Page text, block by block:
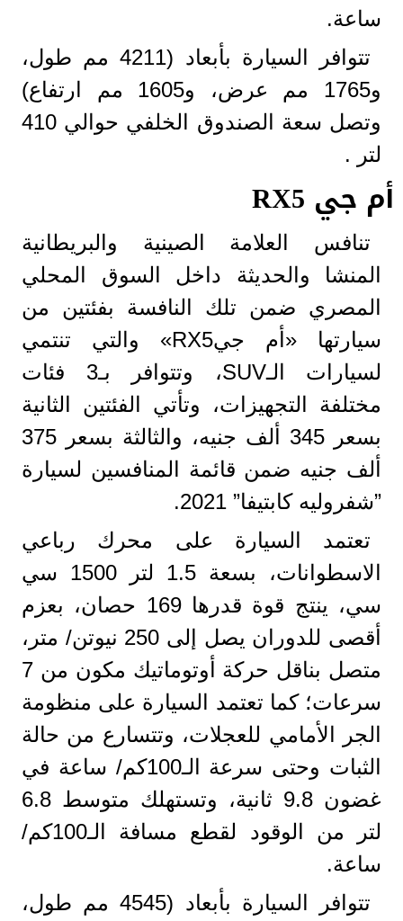
ساعة.
تتوافر السيارة بأبعاد (4211 مم طول،
و1765 مم عرض، و1605 مم ارتفاع)
وتصل سعة الصندوق الخلفي حوالي 410
لتر .
أم جي RX5
تنافس العلامة الصينية والبريطانية
المنشا والحديثة داخل السوق المحلي
المصري ضمن تلك النافسة بفئتين من
سيارتها «أم جيRX5» والتي تنتمي
لسيارات الـSUV، وتتوافر بـ3 فئات
مختلفة التجهيزات، وتأتي الفئتين الثانية
بسعر 345 ألف جنيه، والثالثة بسعر 375
ألف جنيه ضمن قائمة المنافسين لسيارة
”شفروليه كابتيفا” 2021.
تعتمد السيارة على محرك رباعي
الاسطوانات، بسعة 1.5 لتر 1500 سي
سي، ينتج قوة قدرها 169 حصان، بعزم
أقصى للدوران يصل إلى 250 نيوتن/ متر،
متصل بناقل حركة أوتوماتيك مكون من 7
سرعات؛ كما تعتمد السيارة على منظومة
الجر الأمامي للعجلات، وتتسارع من حالة
الثبات وحتى سرعة الـ100كم/ ساعة في
غضون 9.8 ثانية، وتستهلك متوسط 6.8
لتر من الوقود لقطع مسافة الـ100كم/
ساعة.
تتوافر السيارة بأبعاد (4545 مم طول،